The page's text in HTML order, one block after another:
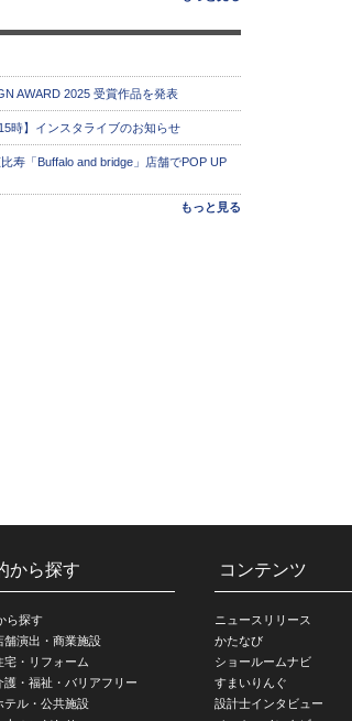
AWARD 2025 受賞作品を発表
時】インスタライブのお知らせ
寿「Buffalo and bridge」店舗でPOP UP
もっと見る
から探す
ら探す
舗演出・商業施設
宅・リフォーム
護・福祉・バリアフリー
テル・公共施設
コンテンツ
ニュースリリース
かたなび
ショールームナビ
すまいりんぐ
設計士インタビュー